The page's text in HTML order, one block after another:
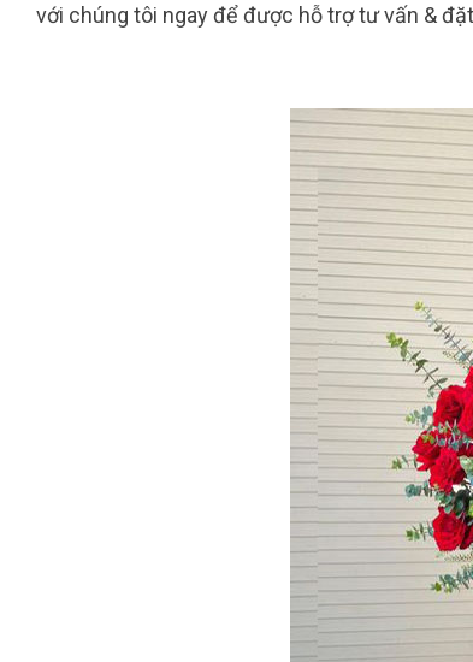
với chúng tôi ngay để được hỗ trợ tư vấn &